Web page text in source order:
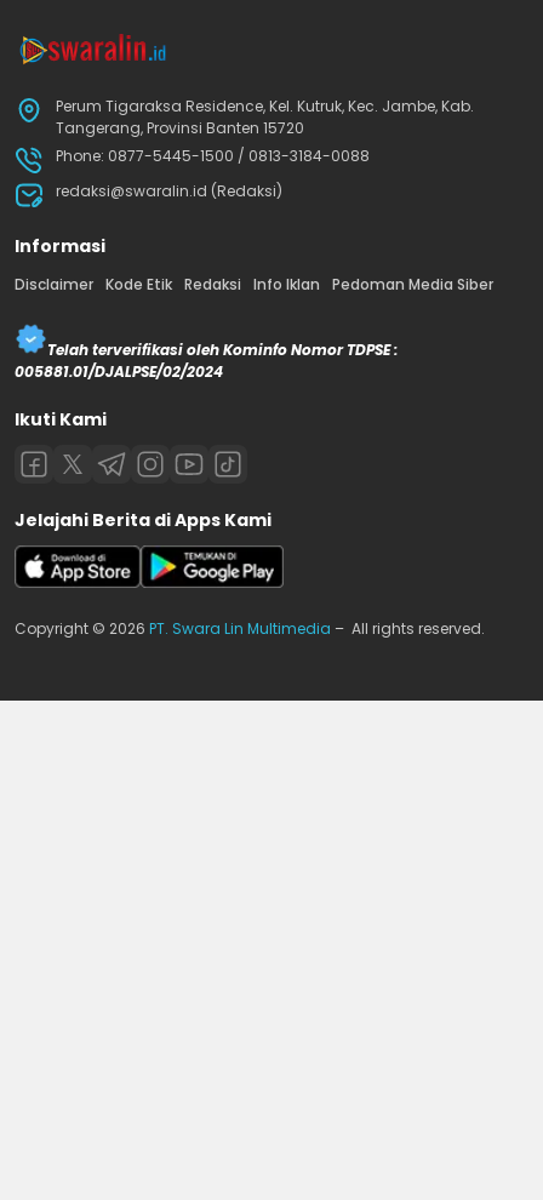
Perum Tigaraksa Residence, Kel. Kutruk, Kec. Jambe, Kab.
Tangerang, Provinsi Banten 15720
Phone: 0877-5445-1500 / 0813-3184-0088
redaksi@swaralin.id (Redaksi)
Informasi
Disclaimer Kode Etik Redaksi Info Iklan Pedoman Media Siber
Telah terverifikasi oleh Kominfo Nomor TDPSE :
005881.01/DJALPSE/02/2024
Ikuti Kami
Jelajahi Berita di Apps Kami
Copyright © 2026 PT. Swara Lin Multimedia – All rights reserved.